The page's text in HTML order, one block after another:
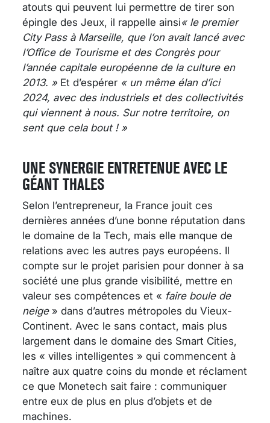
atouts qui peuvent lui permettre de tirer son
épingle des Jeux, il rappelle ainsi« le premier
City Pass à Marseille, que l’on avait lancé avec
l’Office de Tourisme et des Congrès pour
l’année capitale européenne de la culture en
2013. » Et d’espérer « un même élan d’ici
2024, avec des industriels et des collectivités
qui viennent à nous. Sur notre territoire, on
sent que cela bout ! »
UNE SYNERGIE ENTRETENUE AVEC LE
GÉANT THALES
Selon l’entrepreneur, la France jouit ces
dernières années d’une bonne réputation dans
le domaine de la Tech, mais elle manque de
relations avec les autres pays européens. Il
compte sur le projet parisien pour donner à sa
société une plus grande visibilité, mettre en
valeur ses compétences et « faire boule de
neige» dans d’autres métropoles du Vieux-
Continent. Avec le sans contact, mais plus
largement dans le domaine des Smart Cities,
les « villes intelligentes » qui commencent à
naître aux quatre coins du monde et réclament
ce que Monetech sait faire : communiquer
entre eux de plus en plus d’objets et de
machines.